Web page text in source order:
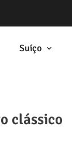
Suíço
clássico